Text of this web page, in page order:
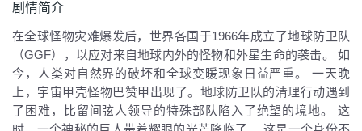
剧情简介
在全球怪物灾难爆发后，世界各国于1966年成立了地球防卫队
（GGF），以应对来自地球内外的怪物和外星生命的袭击。 如
今，人类对自然界的破坏和全球变暖现象日益严重。 一天晚
上，宇宙甲壳怪物巴赞甲出现了。地球防卫队的清理行动遇到
了困难，比留间弦人领导的特殊部队陷入了绝望的境地。 这